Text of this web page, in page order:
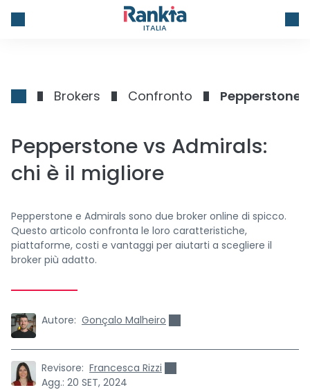
ITALIA
Brokers Confronto Pepperstone
Pepperstone vs Admirals:
chi è il migliore
Pepperstone e Admirals sono due broker online di spicco.
Questo articolo confronta le loro caratteristiche,
piattaforme, costi e vantaggi per aiutarti a scegliere il
broker più adatto.
Autore: Gonçalo Malheiro
Revisore: Francesca Rizzi
Agg.: 20 SET, 2024